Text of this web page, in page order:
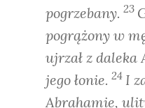
pogrzebany. 23
pogrążony w
ujrzał z daleka
jego łonie. 24 I
Abrahamie,